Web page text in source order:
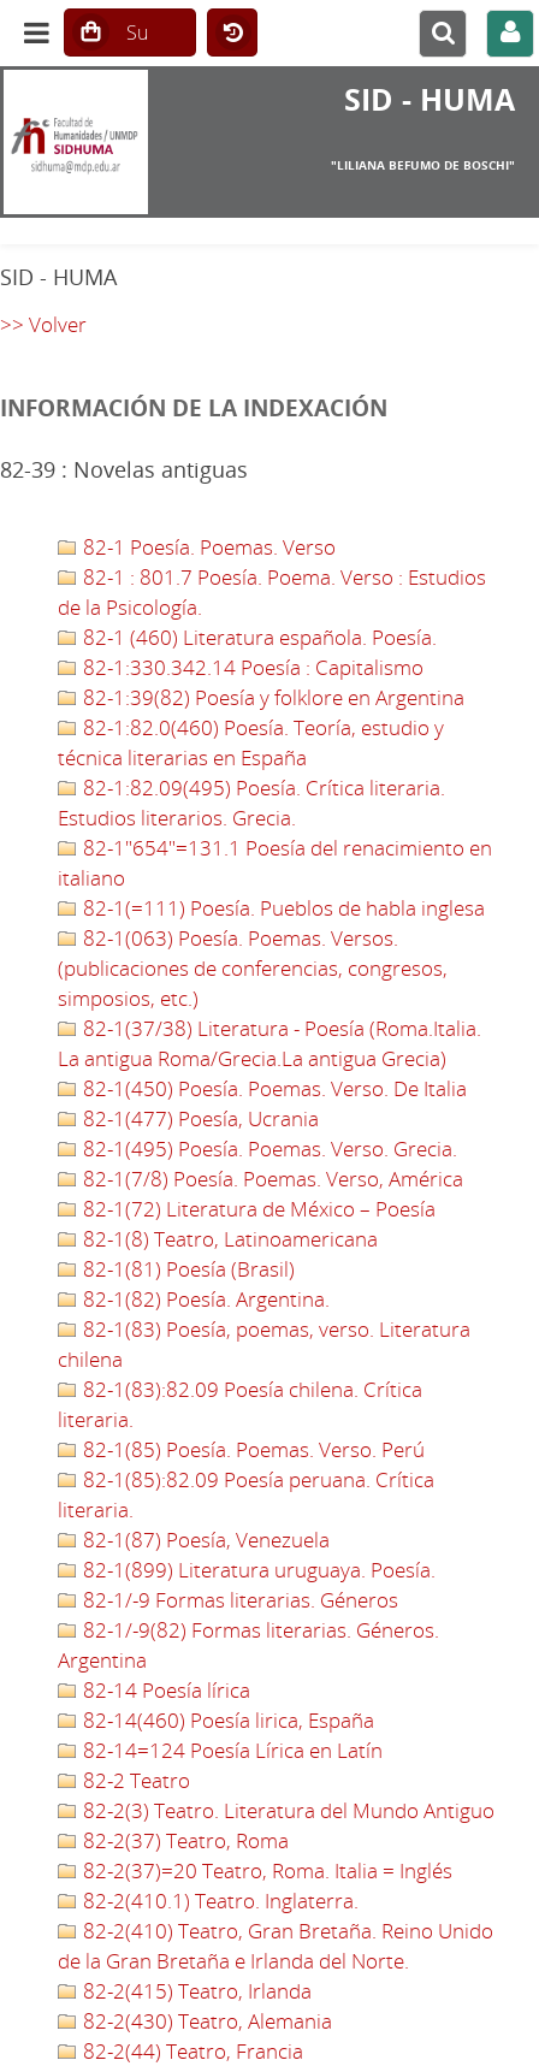
SID - HUMA
"LILIANA BEFUMO DE BOSCHI"
SID - HUMA
>> Volver
INFORMACIÓN DE LA INDEXACIÓN
82-39 : Novelas antiguas
82-1 Poesía. Poemas. Verso
82-1 : 801.7 Poesía. Poema. Verso : Estudios
de la Psicología.
82-1 (460) Literatura española. Poesía.
82-1:330.342.14 Poesía : Capitalismo
82-1:39(82) Poesía y folklore en Argentina
82-1:82.0(460) Poesía. Teoría, estudio y
técnica literarias en España
82-1:82.09(495) Poesía. Crítica literaria.
Estudios literarios. Grecia.
82-1"654"=131.1 Poesía del renacimiento en
italiano
82-1(=111) Poesía. Pueblos de habla inglesa
82-1(063) Poesía. Poemas. Versos.
(publicaciones de conferencias, congresos,
simposios, etc.)
82-1(37/38) Literatura - Poesía (Roma.Italia.
La antigua Roma/Grecia.La antigua Grecia)
82-1(450) Poesía. Poemas. Verso. De Italia
82-1(477) Poesía, Ucrania
82-1(495) Poesía. Poemas. Verso. Grecia.
82-1(7/8) Poesía. Poemas. Verso, América
82-1(72) Literatura de México – Poesía
82-1(8) Teatro, Latinoamericana
82-1(81) Poesía (Brasil)
82-1(82) Poesía. Argentina.
82-1(83) Poesía, poemas, verso. Literatura
chilena
82-1(83):82.09 Poesía chilena. Crítica
literaria.
82-1(85) Poesía. Poemas. Verso. Perú
82-1(85):82.09 Poesía peruana. Crítica
literaria.
82-1(87) Poesía, Venezuela
82-1(899) Literatura uruguaya. Poesía.
82-1/-9 Formas literarias. Géneros
82-1/-9(82) Formas literarias. Géneros.
Argentina
82-14 Poesía lírica
82-14(460) Poesía lirica, España
82-14=124 Poesía Lírica en Latín
82-2 Teatro
82-2(3) Teatro. Literatura del Mundo Antiguo
82-2(37) Teatro, Roma
82-2(37)=20 Teatro, Roma. Italia = Inglés
82-2(410.1) Teatro. Inglaterra.
82-2(410) Teatro, Gran Bretaña. Reino Unido
de la Gran Bretaña e Irlanda del Norte.
82-2(415) Teatro, Irlanda
82-2(430) Teatro, Alemania
82-2(44) Teatro, Francia